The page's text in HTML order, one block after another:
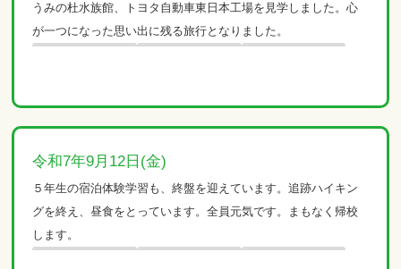
うみの杜水族館、トヨタ自動車東日本工場を見学しました。心
が一つになった思い出に残る旅行となりました。
令和7年9月12日(金)
５年生の宿泊体験学習も、終盤を迎えています。追跡ハイキン
グを終え、昼食をとっています。全員元気です。まもなく帰校
します。